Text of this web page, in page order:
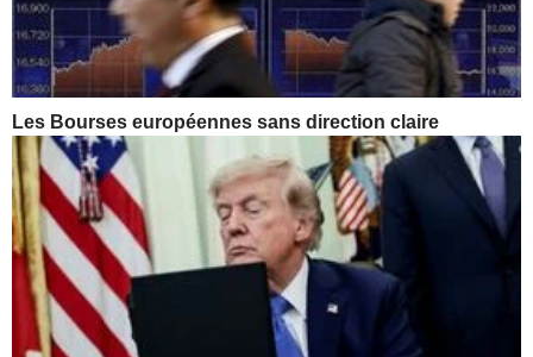
Les Bourses européennes sans direction claire